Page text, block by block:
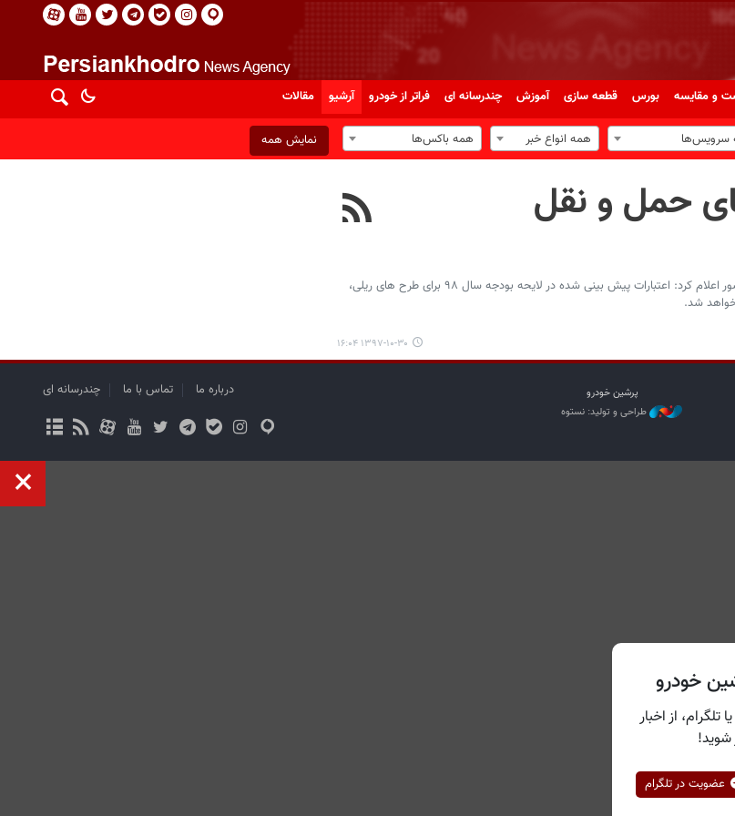
و مقایسه بورس قطعه سازی آموزش چندرسانه ای فراتر از خودرو آرشیو مقالات
سرویس‌ها همه انواع خبر همه باکس‌ها نمایش همه
حمل و نقل
پرشین خودرو: شرکت ساخت و توسعه زیربناهای حمل و نقل کشور اعلام کرد: اعتبارات پیش بینی شده در لایحه بودجه سال ۹۸ برای طرح های ریلی،
شد.
۱۳۹۷-۱۰-۳۰ ۱۶:۰۴
پرشین خودرو
طراحی و تولید: نستوه
درباره ما تماس با ما چندرسانه ای
خودرو
تلگرام، از اخبار
شوید!
عضویت در تلگرام